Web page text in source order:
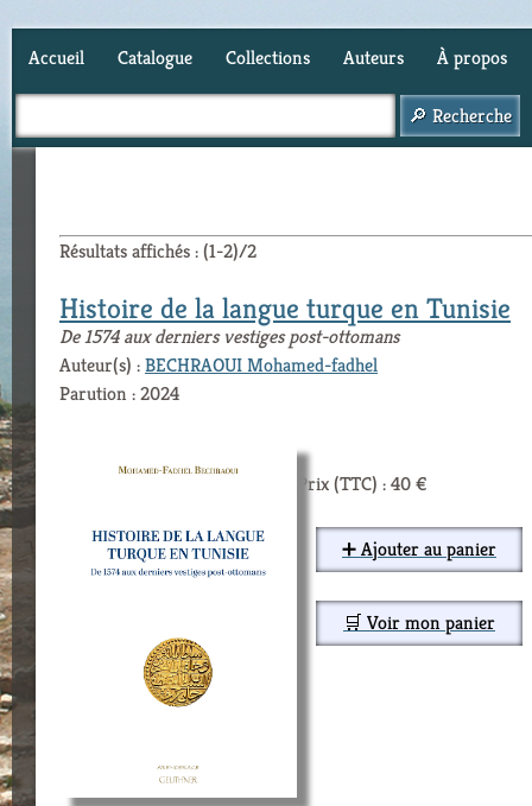
Accueil Catalogue Collections Auteurs À propos
Résultats affichés : (1-2)/2
Histoire de la langue turque en Tunisie
De 1574 aux derniers vestiges post-ottomans
Auteur(s) :BECHRAOUI Mohamed-fadhel
Parution : 2024
Prix (TTC) : 40 €
➕ Ajouter au panier
🛒 Voir mon panier